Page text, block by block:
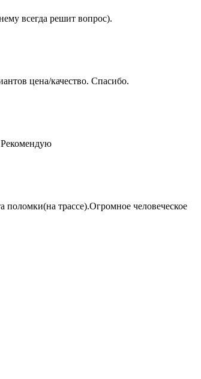
всегда решит вопрос).
цена/качество. Спасибо.
поломки(на трассе).Огромное человеческое